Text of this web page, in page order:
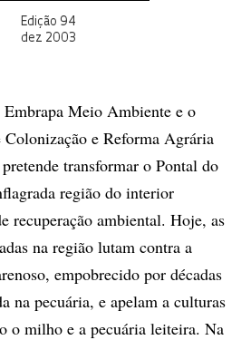
Edição 94
dez 2003
Embrapa Meio Ambiente e o
e Reforma Agrária
transformar o Pontal do
região do interior
recuperação ambiental. Hoje, as
na região lutam contra a
empobrecido por décadas
na pecuária, e apelam a culturas
o milho e a pecuária leiteira. Na